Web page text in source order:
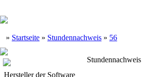
» Startseite » Stundennachweis » 56
Hersteller der Software
Stundennachweis